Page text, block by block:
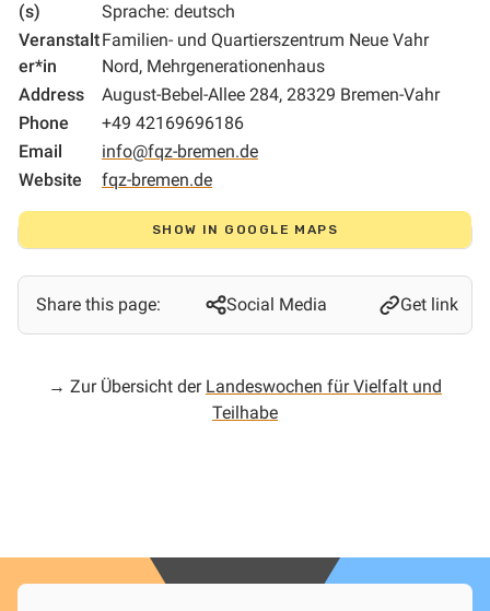
(s)
Sprache: deutsch
Veranstalt
er*in
Familien- und Quartierszentrum Neue Vahr
Nord, Mehrgenerationenhaus
Address
August-Bebel-Allee 284, 28329 Bremen-Vahr
Phone
+49 42169696186
Email
info@fqz-bremen.de
Website
fqz-bremen.de
SHOW IN GOOGLE MAPS
Share this page: Social Media Get link
→ Zur Übersicht der Landeswochen für Vielfalt und
Teilhabe